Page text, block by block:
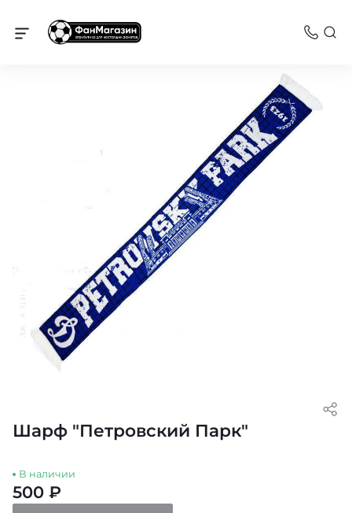
Динамо
Шарф "Петровский Парк"
В наличии
500 ₽